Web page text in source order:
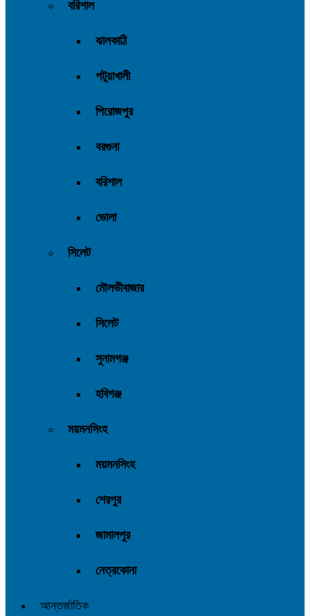
বরিশাল
ঝালকাঠি
পটুয়াখালী
পিরোজপুর
বরগুনা
বরিশাল
ভোলা
সিলেট
মৌলভীবাজার
সিলেট
সুনামগঞ্জ
হবিগঞ্জ
ময়মনসিংহ
ময়মনসিংহ
শেরপুর
জামালপুর
নেত্রকোনা
আন্তর্জাতিক